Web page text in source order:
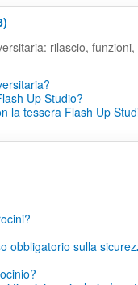
rilascio, funzioni,
Up Studio?
la tessera Flash Up
obbligatorio sulla